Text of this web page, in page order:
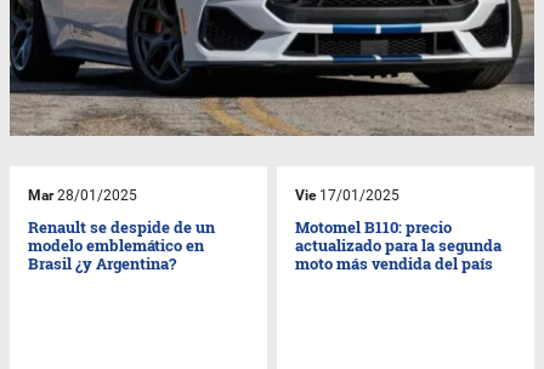
Mar28/01/2025
Renault se despide de un
modelo emblemático en
Brasil ¿y Argentina?
Vie17/01/2025
Motomel B110: precio
actualizado para la segunda
moto más vendida del país